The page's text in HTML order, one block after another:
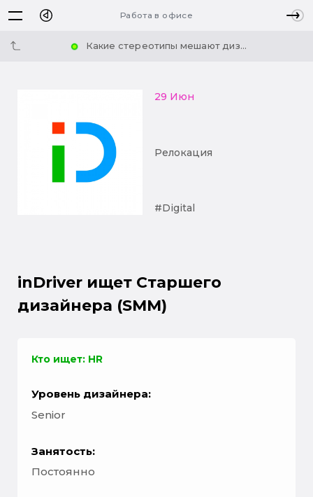
Работа в офисе
Какие стереотипы мешают диз...
29 Июн
Релокация
#Digital
inDriver ищет Старшего
дизайнера (SMM)
Кто ищет: HR
Уровень дизайнера:
Senior
Занятость:
Постоянно